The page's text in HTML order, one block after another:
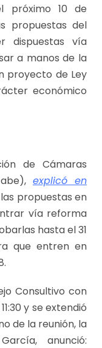
próximo 10 de
propuestas del
dispuestas vía
a manos de la
proyecto de Ley
económico
de Cámaras
explicó en
propuestas en
vía reforma
hasta el 31
que entren en
Consultivo con
y se extendió
de la reunión, la
anunció: